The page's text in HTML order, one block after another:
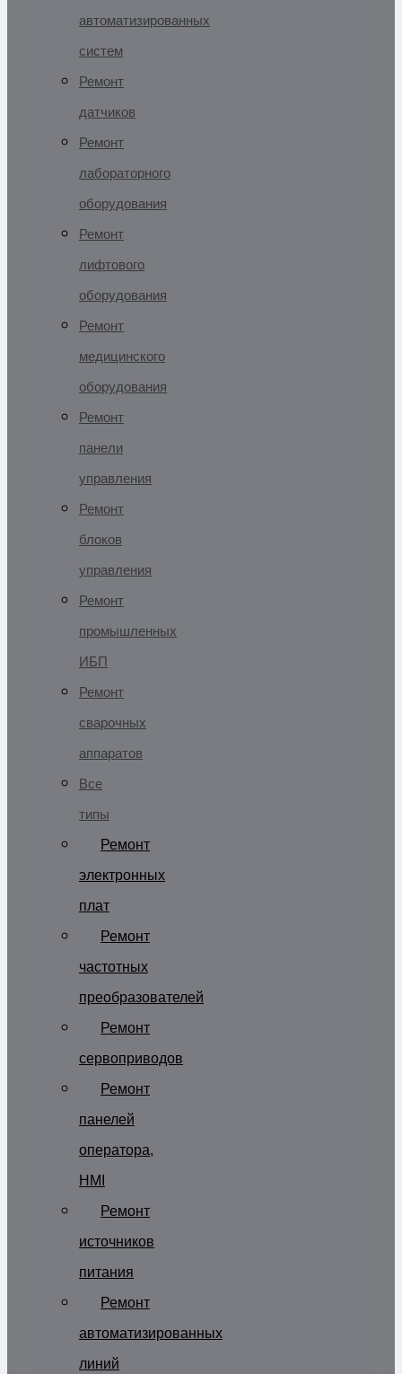
автоматизированных
систем
Ремонт
датчиков
Ремонт
лабораторного
оборудования
Ремонт
лифтового
оборудования
Ремонт
медицинского
оборудования
Ремонт
панели
управления
Ремонт
блоков
управления
Ремонт
промышленных
ИБП
Ремонт
сварочных
аппаратов
Все
типы
Ремонт
электронных
плат
Ремонт
частотных
преобразователей
Ремонт
сервоприводов
Ремонт
панелей
оператора,
HMI
Ремонт
источников
питания
Ремонт
автоматизированных
линий